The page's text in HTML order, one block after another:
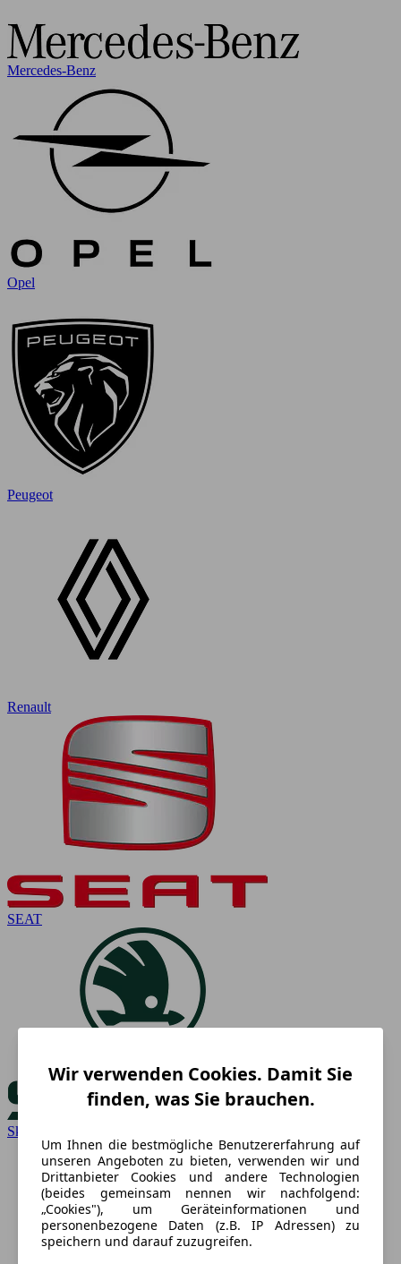
Mercedes-Benz
Opel
Peugeot
Renault
SEAT
Skoda
Wir verwenden Cookies. Damit Sie
finden, was Sie brauchen.
Um Ihnen die bestmögliche Benutzererfahrung auf
unseren Angeboten zu bieten, verwenden wir und
Drittanbieter Cookies und andere Technologien
(beides gemeinsam nennen wir nachfolgend:
„Cookies"), um Geräteinformationen und
personenbezogene Daten (z.B. IP Adressen) zu
speichern und darauf zuzugreifen.